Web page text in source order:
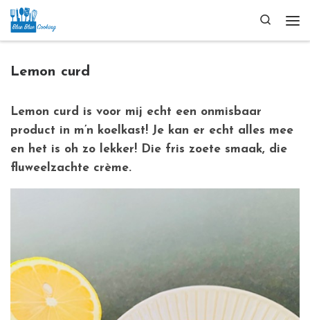
Ga naar inhoud
Search
Lemon curd
Lemon curd is voor mij echt een onmisbaar
product in m’n koelkast! Je kan er echt alles mee
en het is oh zo lekker! Die fris zoete smaak, die
fluweelzachte crème.